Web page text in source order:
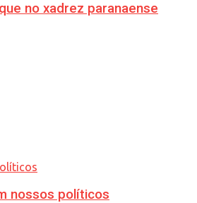
no xadrez paranaense
nossos políticos